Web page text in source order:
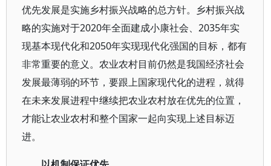
优先发展是实施乡村振兴战略的总方针。乡村振兴战
略的实施对于2020年全面建成小康社会、2035年实
现基本现代化和2050年实现现代化强国的目标，都有
非常重要的意义。农业农村目前仍然是我国经济社会
发展最薄弱的环节，要跟上国家现代化的进程，就得
在未来发展进程中继续把农业农村放在优先的位置，
才能让农业农村和整个国家一起向实现上述目标迈
进。